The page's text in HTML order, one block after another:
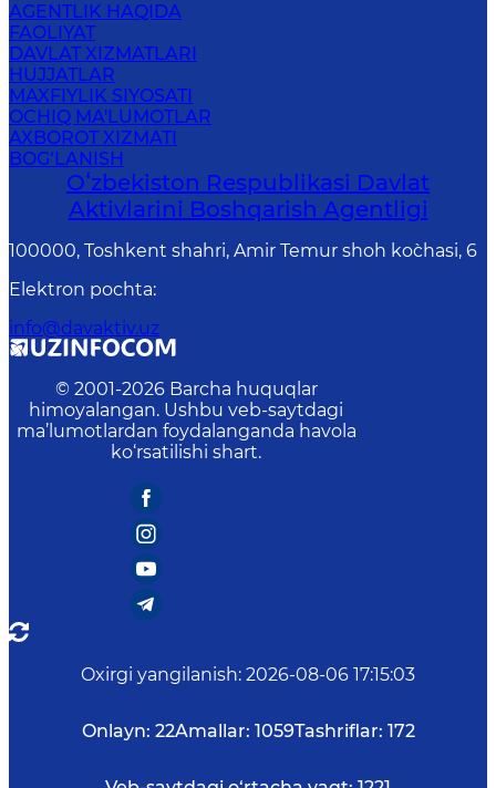
AGENTLIK HAQIDA
FAOLIYAT
DAVLAT XIZMATLARI
HUJJATLAR
MAXFIYLIK SIYOSATI
OCHIQ MA'LUMOTLAR
AXBOROT XIZMATI
BOG‘LANISH
Oʻzbekiston Respublikasi Davlat
Aktivlarini Boshqarish Agentligi
100000, Toshkent shahri, Amir Temur shoh ko`chasi, 6
Elektron pochta:
info@davaktiv.uz
© 2001-2026 Barcha huquqlar
himoyalangan. Ushbu veb-saytdagi
ma’lumotlardan foydalanganda havola
ko‘rsatilishi shart.
Oxirgi yangilanish: 2026-08-06 17:15:03
Onlayn: 22Amallar: 1059Tashriflar: 172